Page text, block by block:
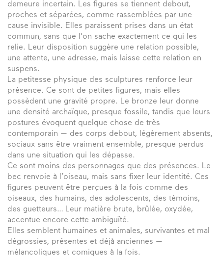
demeure incertain. Les figures se tiennent debout,
proches et séparées, comme rassemblées par une
cause invisible. Elles paraissent prises dans un état
commun, sans que l’on sache exactement ce qui les
relie. Leur disposition suggère une relation possible,
une attente, une adresse, mais laisse cette relation en
suspens.
La petitesse physique des sculptures renforce leur
présence. Ce sont de petites figures, mais elles
possèdent une gravité propre. Le bronze leur donne
une densité archaïque, presque fossile, tandis que leurs
postures évoquent quelque chose de très
contemporain — des corps debout, légèrement absents,
sociaux sans être vraiment ensemble, presque perdus
dans une situation qui les dépasse.
Ce sont moins des personnages que des présences. Le
bec renvoie à l’oiseau, mais sans fixer leur identité. Ces
figures peuvent être perçues à la fois comme des
oiseaux, des humains, des adolescents, des témoins,
des guetteurs… Leur matière brute, brûlée, oxydée,
accentue encore cette ambiguïté.
Elles semblent humaines et animales, survivantes et mal
dégrossies, présentes et déjà anciennes —
mélancoliques et comiques à la fois.